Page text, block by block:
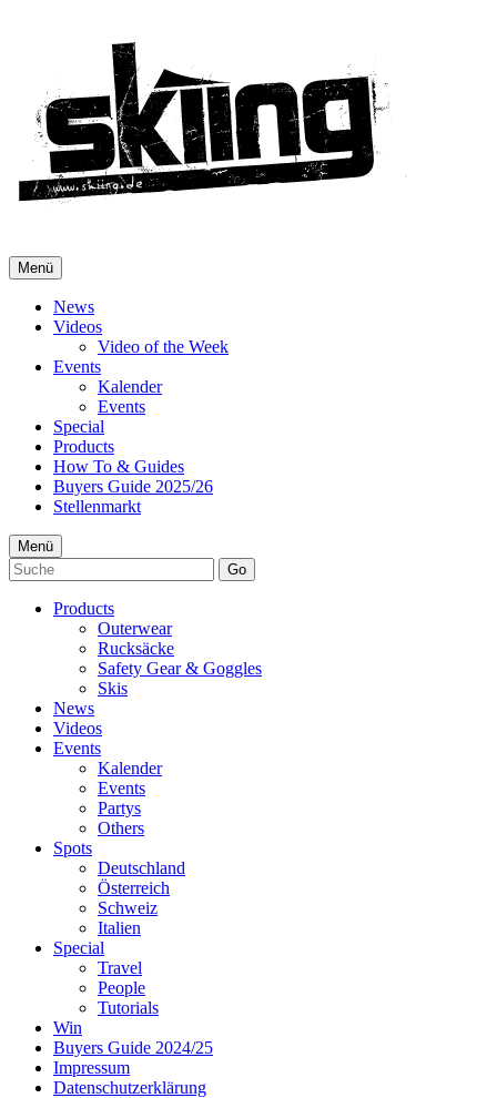
Menü
News
Videos
Video of the Week
Events
Kalender
Events
Special
Products
How To & Guides
Buyers Guide 2025/26
Stellenmarkt
Menü
Go
Products
Outerwear
Rucksäcke
Safety Gear & Goggles
Skis
News
Videos
Events
Kalender
Events
Partys
Others
Spots
Deutschland
Österreich
Schweiz
Italien
Special
Travel
People
Tutorials
Win
Buyers Guide 2024/25
Impressum
Datenschutzerklärung